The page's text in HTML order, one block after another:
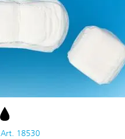
Art. 18530